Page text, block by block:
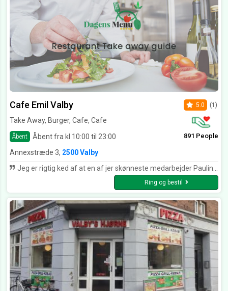
Cafe Emil Valby
Take Away, Burger, Cafe, Cafe
Åbent Åbent fra kl 10:00 til 23:00
5.0 (1)
891 People
Annexstræde 3, 2500 Valby
Jeg er rigtig ked af at en af jer skønneste medarbejder Paulina (for jeg kan huske pigens navn) arbejder ikke hos Jer længere. Hun var den sejeste og sødeste derind. Pigen lavede bare super god atmosfæren i caféen. Jeg kommer nok tilbage på et tidspunkt, men håber at Jeres andre medarbejder forbedrer sig. :-) Vh. Matias
Ring og bestil